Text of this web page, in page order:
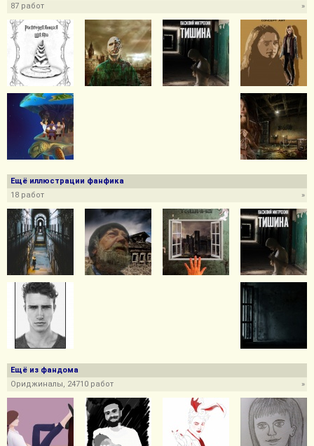
»
87 работ
Ещё иллюстрации фанфика
18 работ
»
Ещё из фандома
»
Ориджиналы, 24710 работ